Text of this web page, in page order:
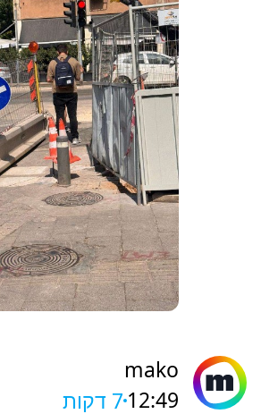
mako
12:49 7 דקות